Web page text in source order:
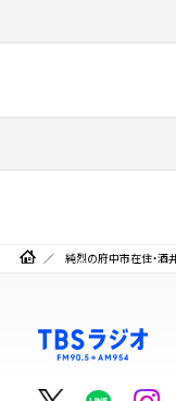
純烈の府中市在住・酒